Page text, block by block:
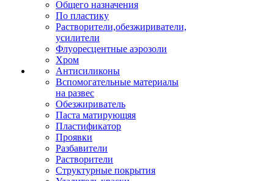
Общего назначения
По пластику
Растворители,обезжириватели,
усилители
Флуоресцентные аэрозоли
Хром
Антисиликоны
Вспомогательные материалы
на развес
Обезжириватель
Паста матирующяя
Пластификатор
Проявки
Разбавители
Растворители
Структурные покрытия